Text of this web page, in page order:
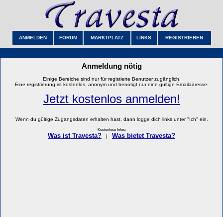
ANMELDEN FORUM MARKTPLATZ LINKS REGISTRIEREN
Anmeldung nötig
Einige Bereiche sind nur für registierte Benutzer zugänglich.
Eine registrierung ist kostenlos, anonym und benötigt nur eine gültige Emailadresse.
Jetzt kostenlos anmelden!
Wenn du gültige Zugangsdaten erhalten hast, dann logge dich links unter "Ich" ein.
Kostenlose Infos:
Was ist Travesta? Was bietet Travesta?